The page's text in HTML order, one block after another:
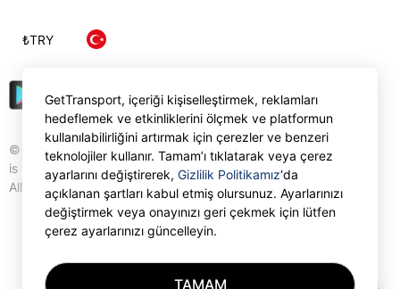
© Gettransport International Limited. GetTransport®
is trademark of Gettransport International Limited.
All rights reserved.
₺TRY
GetTransport, içeriği kişiselleştirmek, reklamları
hedeflemek ve etkinliklerini ölçmek ve platformun
kullanılabilirliğini artırmak için çerezler ve benzeri
teknolojiler kullanır. Tamam’ı tıklatarak veya çerez
ayarlarını değiştirerek, Gizlilik Politikamız‘da
açıklanan şartları kabul etmiş olursunuz. Ayarlarınızı
değiştirmek veya onayınızı geri çekmek için lütfen
çerez ayarlarınızı güncelleyin.
TAMAM